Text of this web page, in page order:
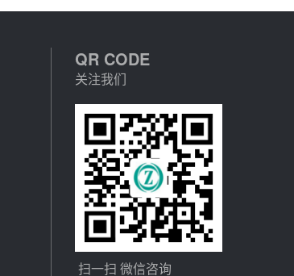
QR CODE
关注我们
扫一扫 微信咨询